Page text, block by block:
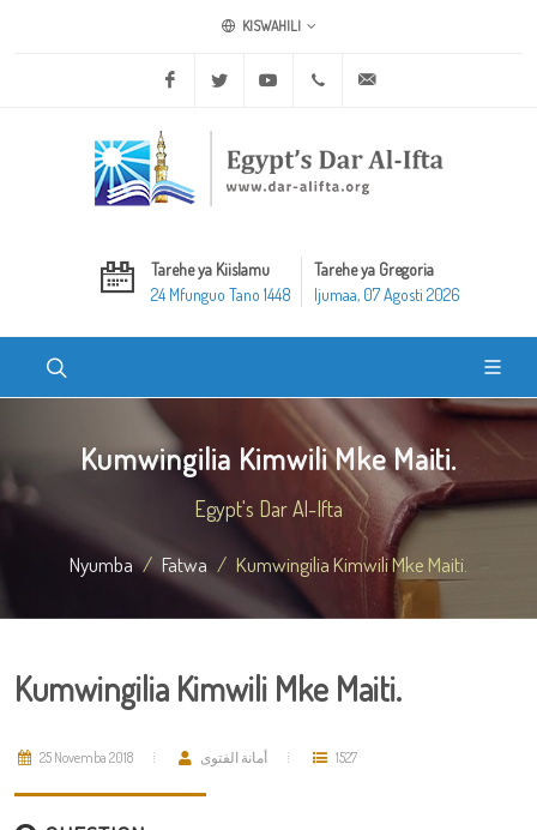
KISWAHILI
Facebook Twitter Youtube +20 2 25970400
Tarehe ya Kiislamu
24 Mfunguo Tano 1448
Tarehe ya Gregoria
Ijumaa, 07 Agosti 2026
Kumwingilia Kimwili Mke Maiti.
Egypt's Dar Al-Ifta
Nyumba Fatwa Kumwingilia Kimwili Mke Maiti.
Kumwingilia Kimwili Mke Maiti.
25 Novemba 2018 أمانة الفتوى 1527